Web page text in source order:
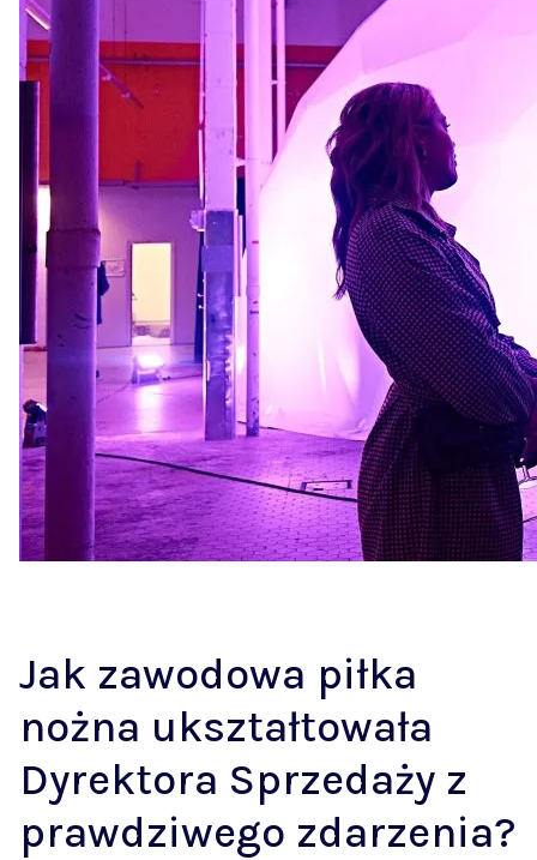
Jak zawodowa piłka
nożna ukształtowała
Dyrektora Sprzedaży z
prawdziwego zdarzenia?